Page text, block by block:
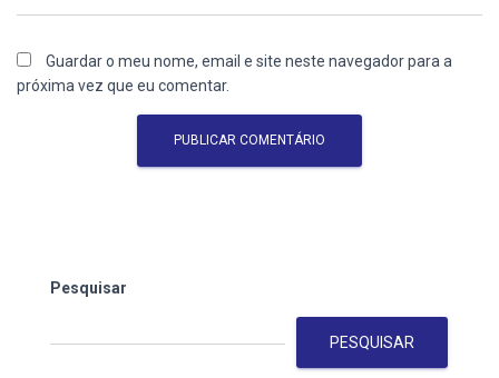
Guardar o meu nome, email e site neste navegador para a
próxima vez que eu comentar.
Pesquisar
PESQUISAR